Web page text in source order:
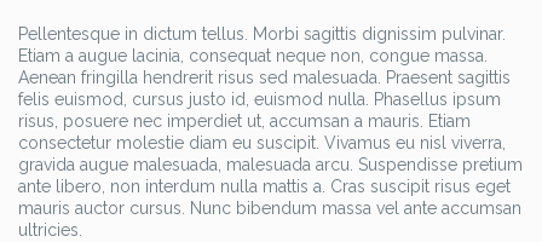
Pellentesque in dictum tellus. Morbi sagittis dignissim pulvinar.
Etiam a augue lacinia, consequat neque non, congue massa.
Aenean fringilla hendrerit risus sed malesuada. Praesent sagittis
felis euismod, cursus justo id, euismod nulla. Phasellus ipsum
risus, posuere nec imperdiet ut, accumsan a mauris. Etiam
consectetur molestie diam eu suscipit. Vivamus eu nisl viverra,
gravida augue malesuada, malesuada arcu. Suspendisse pretium
ante libero, non interdum nulla mattis a. Cras suscipit risus eget
mauris auctor cursus. Nunc bibendum massa vel ante accumsan
ultricies.